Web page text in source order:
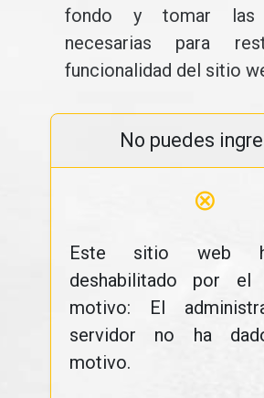
fondo y tomar las
necesarias para
funcionalidad del sitio
No puedes
⊗
Este sitio web
deshabilitado por el
motivo: El
servidor no ha
motivo.